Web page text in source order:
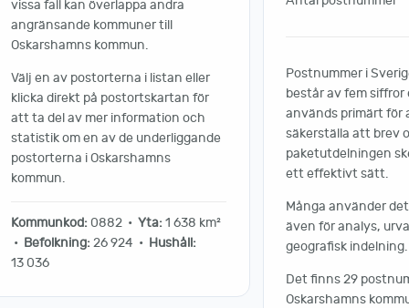
vissa fall kan överlappa andra
angränsande kommuner till
Oskarshamns kommun.
Välj en av postorterna i listan eller
klicka direkt på postortskartan för
att ta del av mer information och
statistik om en av de underliggande
postorterna i Oskarshamns
kommun.
Kommunkod:0882 • Yta:1 638 km²
• Befolkning:26 924 • Hushåll:
13 036
Postnummer i
består av fem siffror
används primärt för
säkerställa att brev
paketutdelningen
ett effektivt sätt.
Många använder
även för analys,
geografisk indelning.
Det finns 29
Oskarshamns